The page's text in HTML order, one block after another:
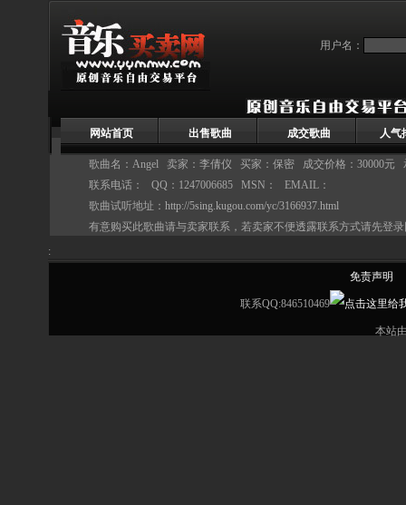
用户名：
网站首页 出售歌曲 成交歌曲 人气
歌曲名：Angel 卖家： 李倩仪 买家：保密 成交价格：30000元
联系电话： QQ：1247006685 MSN： EMAIL：
歌曲试听地址： http://5sing.kugou.com/yc/3166937.html
有意购买此歌曲请与卖家联系，若卖家不便透露联系方式请先登
:
免责声明
联系QQ:846510469
本站